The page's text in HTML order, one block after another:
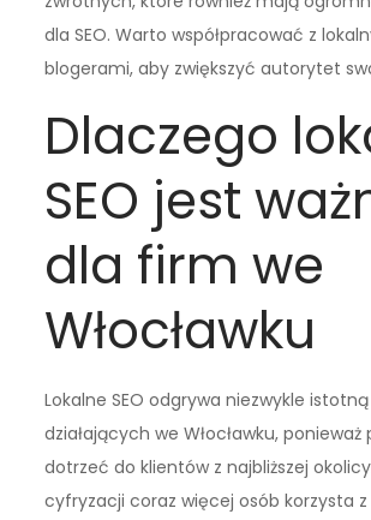
dla SEO. Warto współpracować z
blogerami, aby zwiększyć autorytet
Dlaczego
SEO jest
dla firm we
Włocławku
Lokalne SEO odgrywa niezwykle
działających we Włocławku, ponieważ
dotrzeć do klientów z najbliższej
cyfryzacji coraz więcej osób korzysta